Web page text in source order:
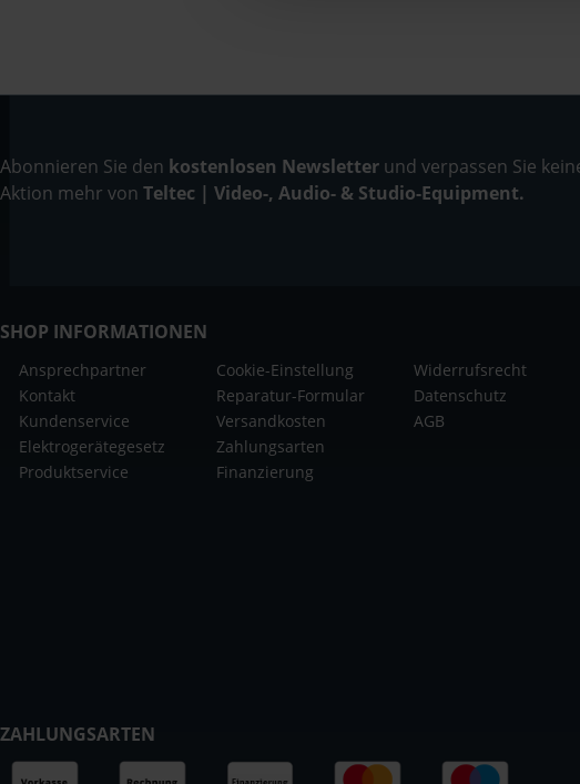
Abonnieren Sie den kostenlosen Newsletter und verpassen Sie
Aktion mehr von Teltec | Video-, Audio- & Studio-Equipment.
SHOP INFORMATIONEN
Ansprechpartner
Kontakt
Kundenservice
Elektrogerätegesetz
Produktservice
Cookie-Einstellung
Reparatur-Formular
Versandkosten
Zahlungsarten
Finanzierung
Widerrufsrecht
Datenschutz
AGB
ZAHLUNGSARTEN